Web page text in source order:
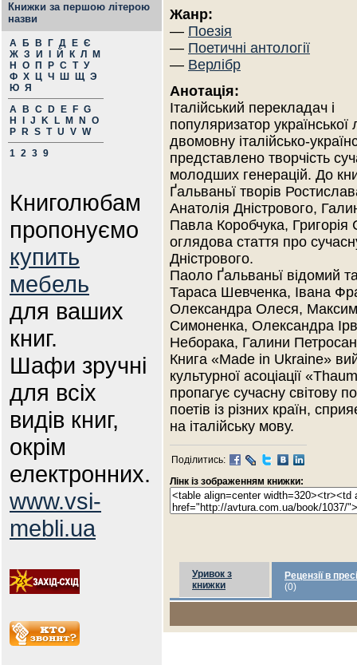
Книжки за першою літерою
назви
А Б В Г Д Е Є
Ж З И Й К Л
М
Н
О П Р С Т У
Ф Х Ц Ч Ш Щ Э
Ю Я
A
B C D E F G
H
J K L M N
O
P
R S T U V W
1 2 3 9
Книголюбам
пропонуємо
купить
мебель
для ваших
книг.
Шафи зручні
для всіх
видів книг,
окрім
електронних.
www.vsi-
mebli.ua
Жанр:
— Поезія
— Поетичні антології
— Верлібр
Анотація:
Італійський перекладач і
популяризатор
двомовну італійсько-
представлено творчість
молодших генерацій. До
Ґальваньї творів
Анатолія Дністрового,
Павла Коробчука,
оглядова стаття про
Дністрового.
Паоло Ґальваньї відомий
Тараса Шевченка, Івана
Олександра Олеся,
Симоненка, Олександра
Неборака, Галини
Книга «Made in Ukraine»
культурної асоціації
пропагує сучасну світову
поетів із різних країн,
на італійську мову.
Поділитись:
Лінк із зображенням книжки:
Уривок з
книжки
Рецензії в пресі
(0)